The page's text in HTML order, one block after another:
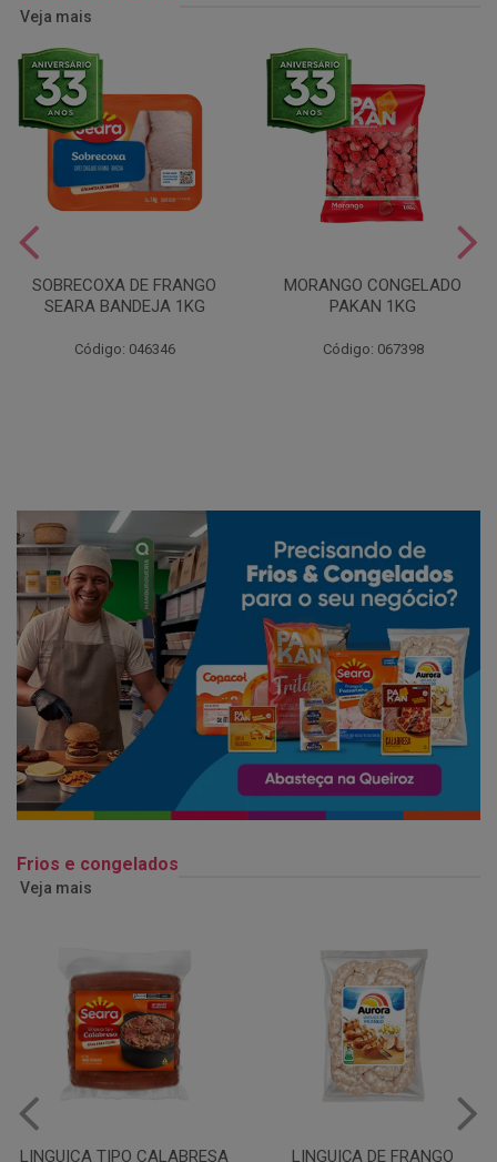
Veja mais
SOBRECOXA DE FRANGO
SEARA BANDEJA 1KG
Código: 046346
MORANGO CONGELADO
PAKAN 1KG
Código: 067398
Frios e congelados
Veja mais
LINGUIÇA DE FRANGO QUEIJO MUSSARELA